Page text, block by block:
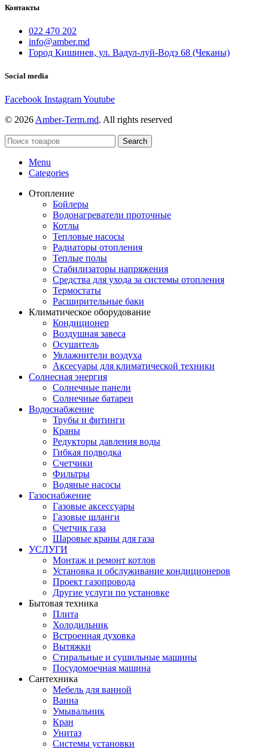
Контакты
022 470 202
info@amber.md
Город Кишинев, ул. Вадул-луй-Водэ 68 (Чеканы)
Social media
Facebook InstagramYoutube
© 2026 Amber-Term.md. All rights reserved
Search
Menu
Categories
Отопление
Бойлеры
Водонагреватели проточные
Котлы
Тепловые насосы
Радиаторы отопления
Теплые полы
Стабилизаторы напряжения
Средства для ухода за системы отопления
Термостаты
Расширительные баки
Климатическое оборудование
Кондиционер
Воздушная завеса
Осушитель
Увлажнители воздуха
Аксесуары для климатической техники
Солнесная энергия
Cолнечные панели
Солнечные батареи
Водоснабжение
Трубы и фитинги
Краны
Редукторы давления воды
Гибкая подводка
Счетчики
Фильтры
Водяные насосы
Газоснабжение
Газовые аксессуары
Газовые шланги
Счетчик газа
Шаровые краны для газа
УСЛУГИ
Монтаж и ремонт котлов
Установка и обслуживание кондиционеров
Проект газопровода
Другие услуги по установке
Бытовая техника
Плита
Холодильник
Встроенная духовка
Вытяжки
Стиральные и сушильные машины
Посудомоечная машина
Сантехника
Мебель для ванной
Ванна
Умывальник
Кран
Унитаз
Системы установки